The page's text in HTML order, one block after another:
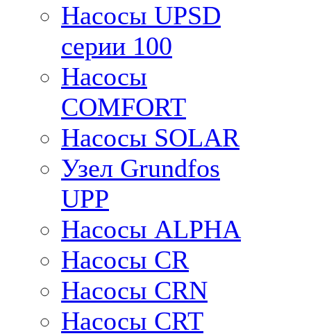
Насосы UPSD
серии 100
Насосы
COMFORT
Насосы SOLAR
Узел Grundfos
UPP
Насосы ALPHA
Насосы CR
Насосы CRN
Насосы CRT